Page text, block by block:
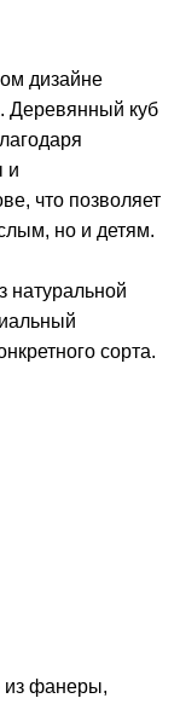
дизайне
Деревянный куб
и
что позволяет
но и детям.
натуральной
сорта.
из фанеры,